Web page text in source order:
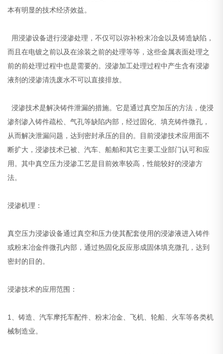
本有明显的技术经济效益。
用浸渗设备进行浸渗处理，不仅可以弥补粉末冶金以及铸造缺陷，
而且在电镀之前以及在涂装之前的处理等等，这些金属表面处理之
前的前处理过程中也是需要的。浸渗加工处理过程中产生含有浸渗
液剂的浸渗清洗废水不可以直接排放。
浸渗技术是解决铸件泄漏的措施。它是通过真空加压的方法，使浸
渗剂渗入铸件疏松、气孔等缺陷内部，经过固化、填充铸件微孔，
从而解决泄漏问题，达到密封承压的目的。目前浸渗技术应用面不
断扩大，浸渗技术已被、汽车、船舶和其它主要工业部门认可和应
用。其中真空压力浸渗工艺是目前效率较高，性能较好的浸渗方
法。
浸渗机理：
真空压力浸渗设备通过真空和压力使其配套使用的浸渗液进入铸件
或粉末冶金件微孔内部，通过热固化反应形成固体填充微孔，达到
密封的目的。
浸渗技术的应用范围：
1、铸造、汽车摩托车配件、粉末冶金、飞机、轮船、火车等各类机
械制造业。